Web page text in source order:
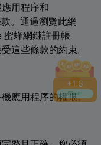
+1.6
Claim